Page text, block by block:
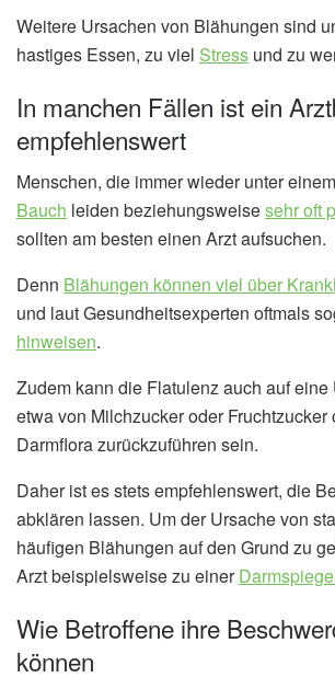
Weitere Ursachen von Blähungen sind
hastiges Essen, zu viel Stress und zu
In manchen Fällen ist ein
empfehlenswert
Menschen, die immer wieder unter einem
Bauch leiden beziehungsweisesehr oft
sollten am besten einen Arzt aufsuchen.
Denn Blähungen können viel über
und laut Gesundheitsexperten oftmals
hinweisen.
Zudem kann die Flatulenz auch auf
etwa von Milchzucker oder Fruchtzucker
Darmflora zurückzuführen sein.
Daher ist es stets empfehlenswert, die
abklären lassen. Um der Ursache von
häufigen Blähungen auf den Grund zu
Arzt beispielsweise zu einer
Wie Betroffene ihre
können